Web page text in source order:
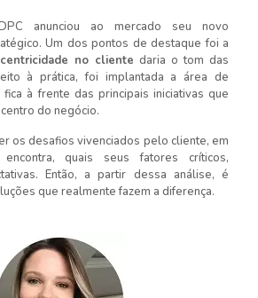
anunciou ao mercado seu novo
Um dos pontos de destaque foi a
centricidade no cliente daria o tom das
à prática, foi implantada a área de
à frente das principais iniciativas que
do negócio.
os desafios vivenciados pelo cliente, em
quais seus fatores críticos,
Então, a partir dessa análise, é
que realmente fazem a diferença.